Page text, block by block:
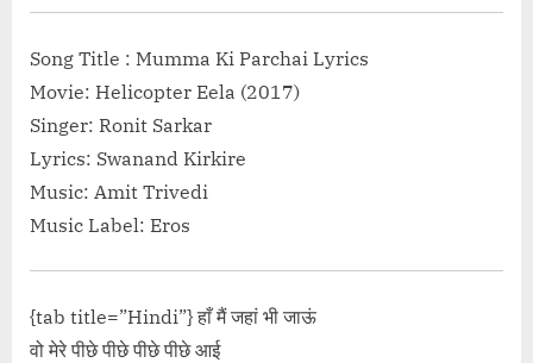
ने प्यार किया है Dil
– Rafi”</span>
More<span class="screen-reader-text">
Chupke Chupke Raat Din Hindi Lyrics –
Song Title : Mumma Ki Parchai Lyrics
Movie: Helicopter Eela (2017)
Singer: Ronit Sarkar
Lyrics: Swanand Kirkire
Music: Amit Trivedi
Music Label: Eros
{tab title=”Hindi”} हाँ मैं जहां भी जाऊं
वो मेरे पीछे पीछे पीछे पीछे आई